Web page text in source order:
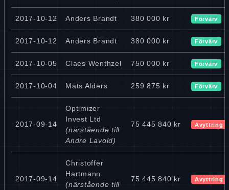
2017-10-12 Anders Brandt 380 000 kr Förvärv
2017-10-12 Anders Brandt 380 000 kr Förvärv
2017-10-05 Claes Wenthzel 750 000 kr Förvärv
2017-10-04 Mats Alders 259 875 kr Förvärv
2017-09-14
Optimizer
Invest Ltd
(närstående till
Andre Lavold)
75 445 840 kr Avyttring
2017-09-14
Christoffer
Hartmann
(närstående till
75 445 840 kr Avyttring